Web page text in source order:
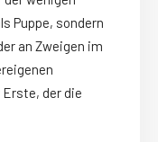
Puppe, sondern
an Zweigen im
der die